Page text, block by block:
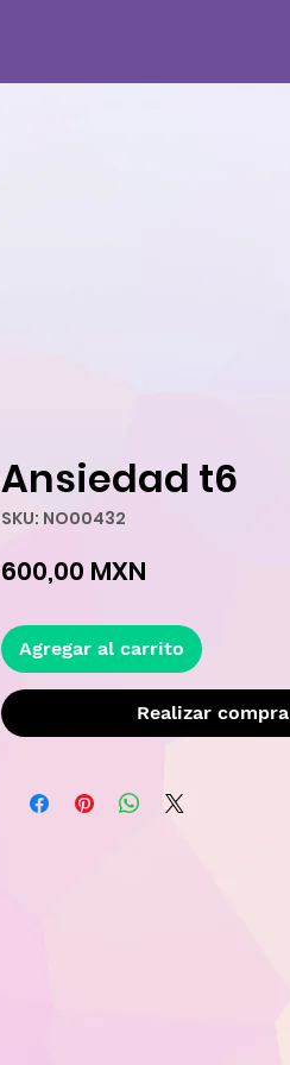
Ansiedad t6
SKU: NO00432
600,00 MXN
Agregar al carrito
Realizar compra